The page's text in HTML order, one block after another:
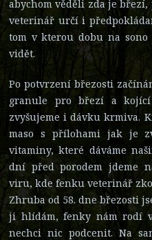
abychom věděli zda je
veterinář určí i
tom v kterou dobu na sono
vidět.
Po potvrzení březosti
granule pro březí a
zvyšujeme i dávku krmiva.
maso s přílohami jak je
vitaminy, které dáváme
dní před porodem jdeme
viru, kde fenku veterinář
Zhruba od 58. dne březosti
ji hlídám, fenky nám rodí
nechci nic podcenit. Na